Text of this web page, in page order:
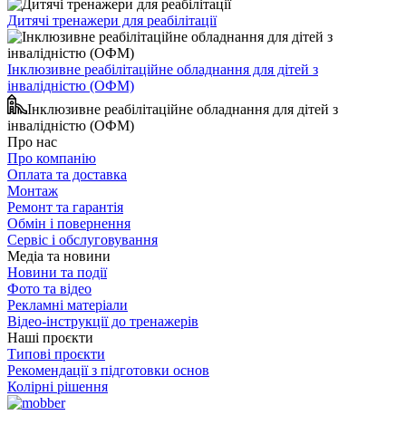
Дитячі тренажери для реабілітації
Інклюзивне реабілітаційне обладнання для дітей з
інвалідністю (ОФМ)
Інклюзивне реабілітаційне обладнання для дітей з
інвалідністю (ОФМ)
Про нас
Про компанію
Оплата та доставка
Монтаж
Ремонт та гарантія
Обмін і повернення
Сервіс і обслуговування
Медіа та новини
Новини та події
Фото та відео
Рекламні матеріали
Відео-інструкції до тренажерів
Наші проєкти
Типові проєкти
Рекомендації з підготовки основ
Колірні рішення